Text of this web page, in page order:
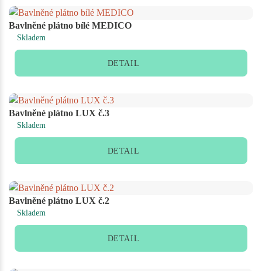
Bavlněné plátno bílé MEDICO
Skladem
DETAIL
Bavlněné plátno LUX č.3
Skladem
DETAIL
Bavlněné plátno LUX č.2
Skladem
DETAIL